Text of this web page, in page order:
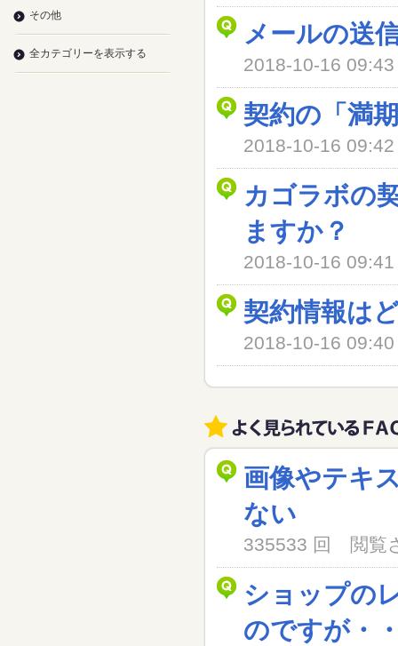
メールの送
2018-10-16
契約の「満
2018-10-16
カゴラボの
ますか？
2018-10-16
契約情報は
2018-10-16
画像やテキ
ない
335533 回 閲覧
ショップの
のですが・
その他
全カテゴリーを表示する